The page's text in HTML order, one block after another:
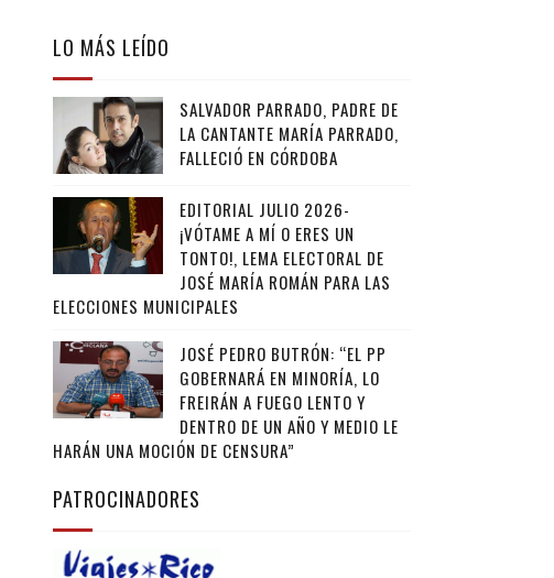
LO MÁS LEÍDO
SALVADOR PARRADO, PADRE DE
LA CANTANTE MARÍA PARRADO,
FALLECIÓ EN CÓRDOBA
EDITORIAL JULIO 2026-
¡VÓTAME A MÍ O ERES UN
TONTO!, LEMA ELECTORAL DE
JOSÉ MARÍA ROMÁN PARA LAS
ELECCIONES MUNICIPALES
JOSÉ PEDRO BUTRÓN: “EL PP
GOBERNARÁ EN MINORÍA, LO
FREIRÁN A FUEGO LENTO Y
DENTRO DE UN AÑO Y MEDIO LE
HARÁN UNA MOCIÓN DE CENSURA”
PATROCINADORES